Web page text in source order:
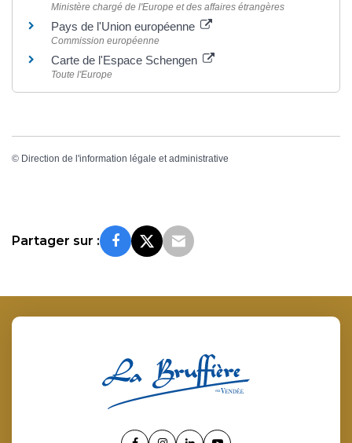
Ministère chargé de l'Europe et des affaires étrangères
Pays de l'Union européenne
Commission européenne
Carte de l'Espace Schengen
Toute l'Europe
© Direction de l'information légale et administrative
Partager sur :